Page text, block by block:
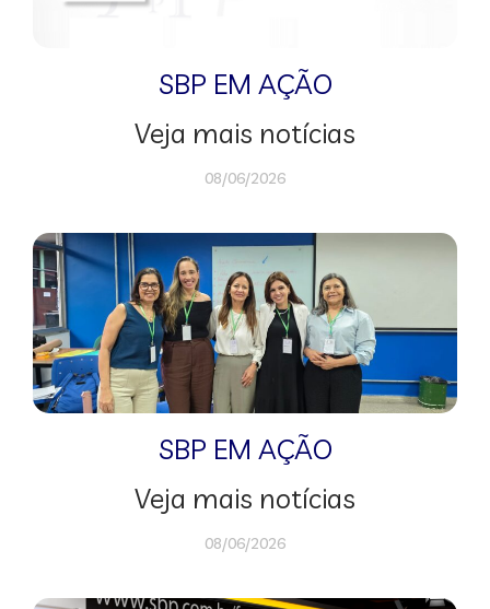
SBP EM AÇÃO
Veja mais notícias
08/06/2026
SBP EM AÇÃO
Veja mais notícias
08/06/2026